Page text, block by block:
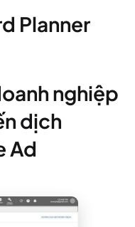
Planner
nghiệp
dịch
Ad